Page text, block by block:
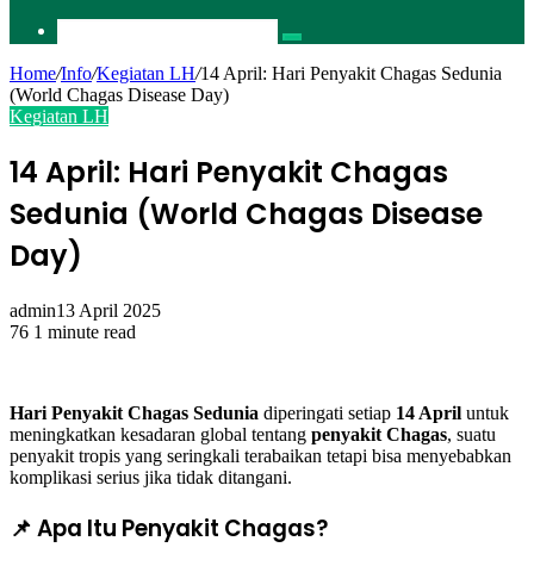
Pencarian
Home/Info/Kegiatan LH/14 April: Hari Penyakit Chagas Sedunia
(World Chagas Disease Day)
Kegiatan LH
14 April: Hari Penyakit Chagas
Sedunia (World Chagas Disease
Day)
admin13 April 2025
76 1 minute read
Hari Penyakit Chagas Sedunia diperingati setiap 14 April untuk
meningkatkan kesadaran global tentang penyakit Chagas, suatu
penyakit tropis yang seringkali terabaikan tetapi bisa menyebabkan
komplikasi serius jika tidak ditangani.
📌 Apa Itu Penyakit Chagas?